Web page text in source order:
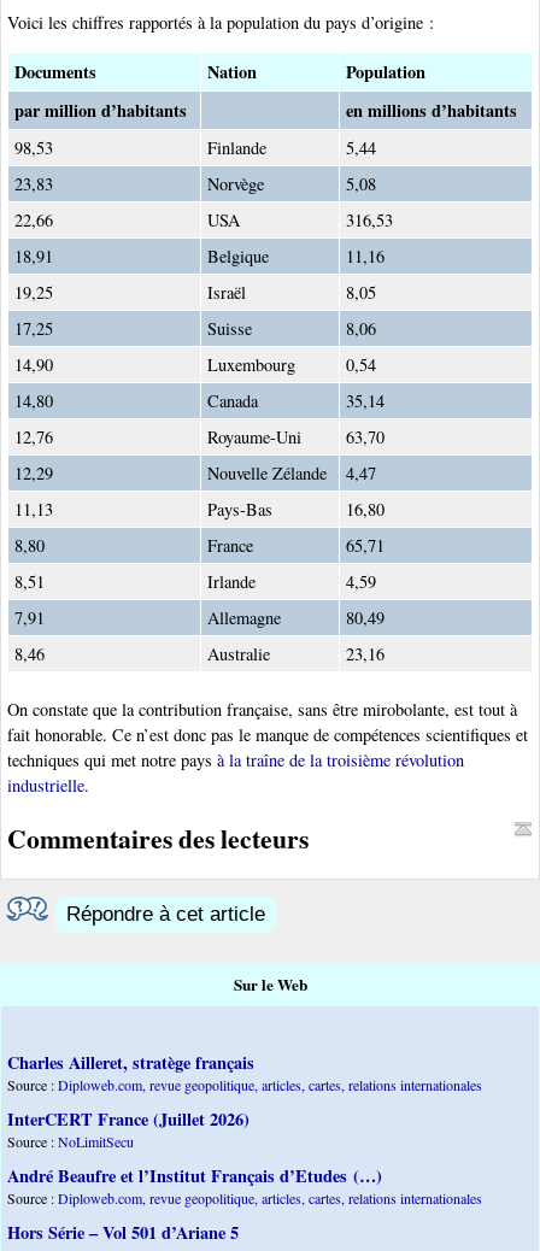
Voici les chiffres rapportés à la population du pays d’origine :
Documents Nation
Population
par million d’habitants
en millions d’habitants
98,53 Finlande
5,44
23,83
Norvège
5,08
22,66
USA
316,53
18,91
Belgique
11,16
19,25
Israël
8,05
17,25
Suisse
8,06
14,90
Luxembourg
0,54
14,80
Canada
35,14
12,76
Royaume-Uni
63,70
12,29
Nouvelle Zélande
4,47
11,13
Pays-Bas
16,80
8,80
France
65,71
8,51
Irlande
4,59
7,91
Allemagne
80,49
8,46
Australie 23,16
On constate que la contribution française, sans être mirobolante, est tout à
fait honorable. Ce n’est donc pas le manque de compétences scientifiques et
techniques qui met notre pays à la traîne de la troisième révolution
industrielle.
Commentaires des lecteurs
Répondre à cet article
Sur le Web
Charles Ailleret, stratège français
Source :Diploweb.com, revue geopolitique, articles, cartes, relations internationales
InterCERT France (Juillet 2026)
Source :NoLimitSecu
André Beaufre et l’Institut Français d’Etudes (…)
Source :Diploweb.com, revue geopolitique, articles, cartes, relations internationales
Hors Série – Vol 501 d’Ariane 5